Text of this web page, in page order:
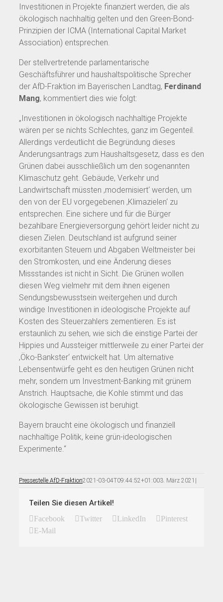
Investitionen in Projekte finanziert werden, die als
ökologisch nachhaltig gelten und den Green-Bond-
Prinzipien der ICMA (International Capital Market
Association) entsprechen.
Der stellvertretende parlamentarische
Geschäftsführer und haushaltspolitische Sprecher
der AfD-Fraktion im Bayerischen Landtag, Ferdinand
Mang, kommentiert dies wie folgt:
„Investitionen in ökologisch nachhaltige Projekte
wären per se nichts Schlechtes, ganz im Gegenteil.
Allerdings verdeutlicht die Begründung dieses
Änderungsantrags zum Haushaltsgesetz, dass es den
Grünen dabei ausschließlich um den sogenannten
Klimaschutz geht. Gebäude, Verkehr und
Landwirtschaft müssten ‚modernisiert‘ werden, um
den von der EU vorgegebenen ‚Klimazielen‘ zu
entsprechen. Eine sichere und für die Bürger
bezahlbare Energieversorgung gehört leider nicht zu
diesen Zielen. Deutschland ist aufgrund seiner
exorbitanten Steuern und Abgaben Weltmeister bei
den Stromkosten, und eine Änderung dieses
Missstandes ist nicht in Sicht. Die Grünen wollen
diesen Weg vielmehr mit dem ihnen eigenen
Sendungsbewusstsein weitergehen und durch
windige Investitionen in ideologische Projekte auf
Kosten des Steuerzahlers zementieren. Es ist
erstaunlich zu sehen, wie sich die einstige Partei der
Hippies und Aussteiger mittlerweile zu einer Partei der
‚Öko-Bankster‘ entwickelt hat. Um alternative
Lebensentwürfe geht es den heutigen Grünen nicht
mehr, sondern um Investment-Banking mit grünem
Anstrich. Hauptsache, die Kohle stimmt und das
ökologische Gewissen ist beruhigt.
Bayern braucht eine ökologisch und finanziell
nachhaltige Politik, keine grün-ideologischen
Experimente.“
Pressestelle AfD-Fraktion2021-03-04T09:44:52+01:003. März 2021 |
Teilen Sie diesen Artikel!
Facebook Twitter LinkedIn
Pinterest
E-Mail